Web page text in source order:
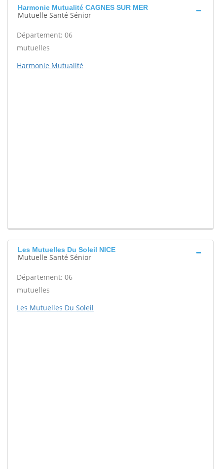
Harmonie Mutualité CAGNES SUR MER
Mutuelle Santé Sénior
Département: 06
mutuelles
Harmonie Mutualité
Les Mutuelles Du Soleil NICE
Mutuelle Santé Sénior
Département: 06
mutuelles
Les Mutuelles Du Soleil